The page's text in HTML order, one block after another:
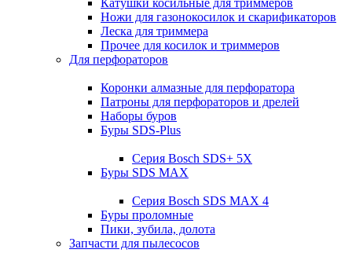
Катушки косильные для триммеров
Ножи для газонокосилок и скарификаторов
Леска для триммера
Прочее для косилок и триммеров
Для перфораторов
Коронки алмазные для перфоратора
Патроны для перфораторов и дрелей
Наборы буров
Буры SDS-Plus
Серия Bosch SDS+ 5X
Буры SDS MAX
Серия Bosch SDS MAX 4
Буры проломные
Пики, зубила, долота
Запчасти для пылесосов